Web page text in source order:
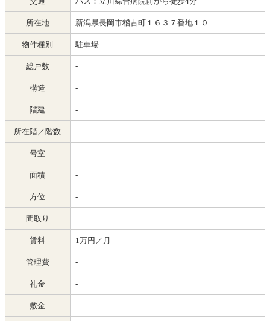
所在地 新潟県長岡市稽古町１６３７番地１０
物件種別 駐車場
総戸数 -
構造 -
階建 -
所在階／階数 -
号室 -
面積 -
方位 -
間取り -
賃料 1万円／月
管理費 -
礼金 -
敷金 -